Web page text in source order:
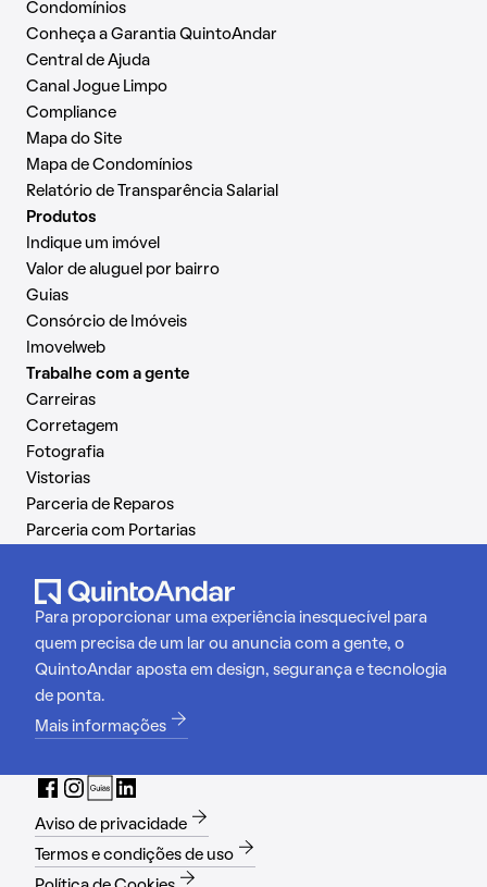
Condomínios
Conheça a Garantia QuintoAndar
Central de Ajuda
Canal Jogue Limpo
Compliance
Mapa do Site
Mapa de Condomínios
Relatório de Transparência Salarial
Produtos
Indique um imóvel
Valor de aluguel por bairro
Guias
Consórcio de Imóveis
Imovelweb
Trabalhe com a gente
Carreiras
Corretagem
Fotografia
Vistorias
Parceria de Reparos
Parceria com Portarias
Para proporcionar uma experiência inesquecível para
quem precisa de um lar ou anuncia com a gente, o
QuintoAndar aposta em design, segurança e tecnologia
de ponta.
Mais informações
Aviso de privacidade
Termos e condições de uso